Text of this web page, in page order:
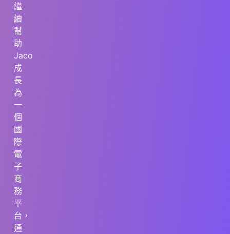
繼
續
幫
助
Jaco
成
長
為
一
個
國
際
電
子
商
務
平
台，
通